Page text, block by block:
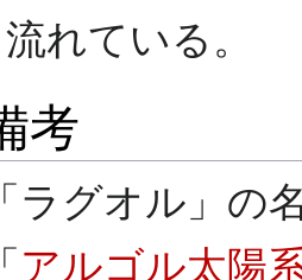
流れている。
考
「ラグオル」の
「 アルゴル太陽